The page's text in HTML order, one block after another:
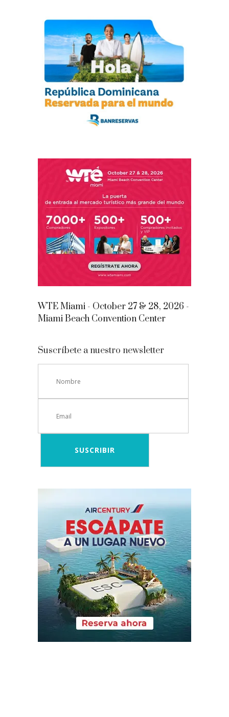
WTE Miami - October 27 & 28, 2026 -
Miami Beach Convention Center
Suscríbete a nuestro newsletter